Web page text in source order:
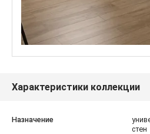
Характеристики коллекции
Назначение
стен